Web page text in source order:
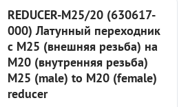
REDUCER-M25/20 (630617-
000) Латунный переходник
с М25 (внешняя резьба) на
М20 (внутренняя резьба)
M25 (male) to M20 (female)
reducer